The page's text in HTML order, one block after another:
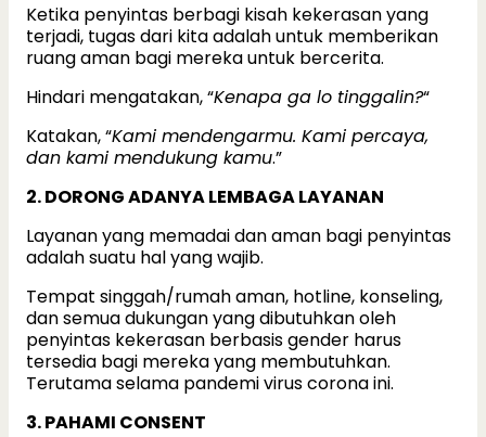
Ketika penyintas berbagi kisah kekerasan yang
terjadi, tugas dari kita adalah untuk memberikan
ruang aman bagi mereka untuk bercerita.
Hindari mengatakan, “Kenapa ga lo tinggalin?“
Katakan, “Kami mendengarmu. Kami percaya,
dan kami mendukung kamu.”
2. DORONG ADANYA LEMBAGA LAYANAN
Layanan yang memadai dan aman bagi penyintas
adalah suatu hal yang wajib.
Tempat singgah/rumah aman, hotline, konseling,
dan semua dukungan yang dibutuhkan oleh
penyintas kekerasan berbasis gender harus
tersedia bagi mereka yang membutuhkan.
Terutama selama pandemi virus corona ini.
3. PAHAMI CONSENT